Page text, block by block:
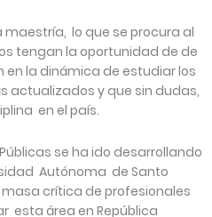
maestría, lo que se procura al
tengan la oportunidad de de
la dinámica de estudiar los
actualizados y que sin dudas,
en el país.
se ha ido desarrollando
Autónoma de Santo
crítica de profesionales
esta área en República